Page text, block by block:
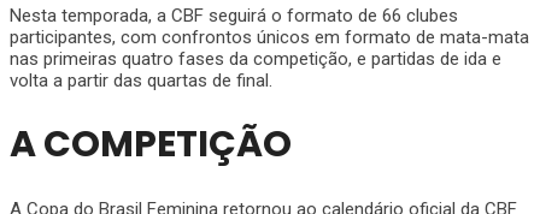
Nesta temporada, a CBF seguirá o formato de 66 clubes
participantes, com confrontos únicos em formato de mata-mata
nas primeiras quatro fases da competição, e partidas de ida e
volta a partir das quartas de final.
A COMPETIÇÃO
A Copa do Brasil Feminina retornou ao calendário oficial da CBF